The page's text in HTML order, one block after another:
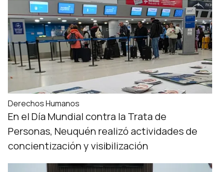
Derechos Humanos
En el Día Mundial contra la Trata de
Personas, Neuquén realizó actividades de
concientización y visibilización